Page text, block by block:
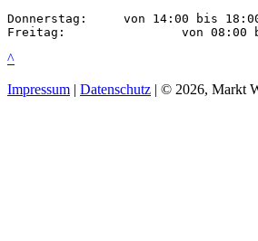
Donnerstag:	von 14:00 bis 18:00 Uhr
Freitag:		von
^
Impressum | Datenschutz | © 2026, Markt